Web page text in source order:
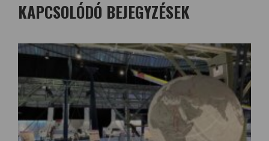
KAPCSOLÓDÓ BEJEGYZÉSEK